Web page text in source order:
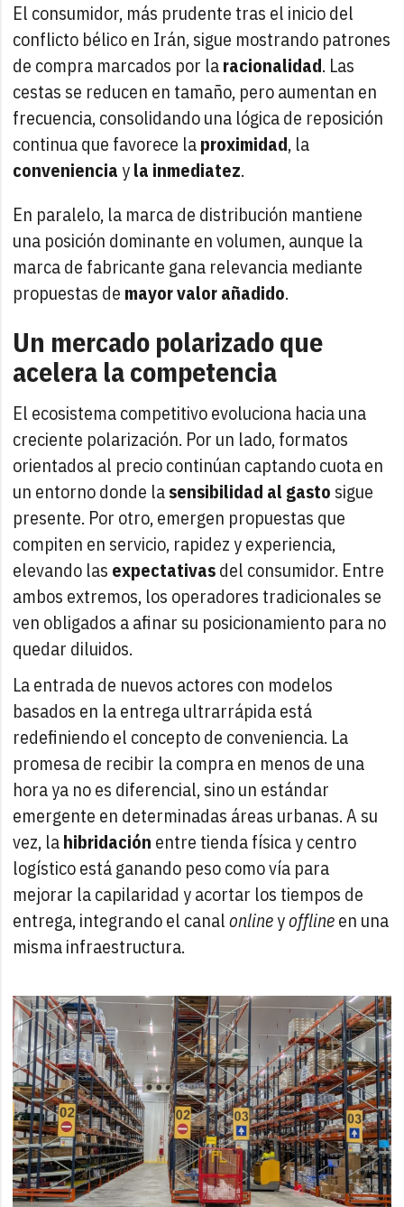
El consumidor, más prudente tras el inicio del
conflicto bélico en Irán, sigue mostrando patrones
de compra marcados por laracionalidad. Las
cestas se reducen en tamaño, pero aumentan en
frecuencia, consolidando una lógica de reposición
continua que favorece laproximidad, la
convenienciayla inmediatez.
En paralelo, la marca de distribución mantiene
una posición dominante en volumen, aunque la
marca de fabricante gana relevancia mediante
propuestas de mayor valor añadido.
Un mercado polarizado que
acelera la competencia
El ecosistema competitivo evoluciona hacia una
creciente polarización. Por un lado, formatos
orientados al precio continúan captando cuota en
un entorno donde lasensibilidad al gasto sigue
presente. Por otro, emergen propuestas que
compiten en servicio, rapidez y experiencia,
elevando las expectativasdel consumidor. Entre
ambos extremos, los operadores tradicionales se
ven obligados a afinar su posicionamiento para no
quedar diluidos.
La entrada de nuevos actores con modelos
basados en la entrega ultrarrápida está
redefiniendo el concepto de conveniencia. La
promesa de recibir la compra en menos de una
hora ya no es diferencial, sino un estándar
emergente en determinadas áreas urbanas. A su
vez, lahibridación entre tienda física y centro
logístico está ganando peso como vía para
mejorar la capilaridad y acortar los tiempos de
entrega, integrando el canalonlineyofflineen una
misma infraestructura.